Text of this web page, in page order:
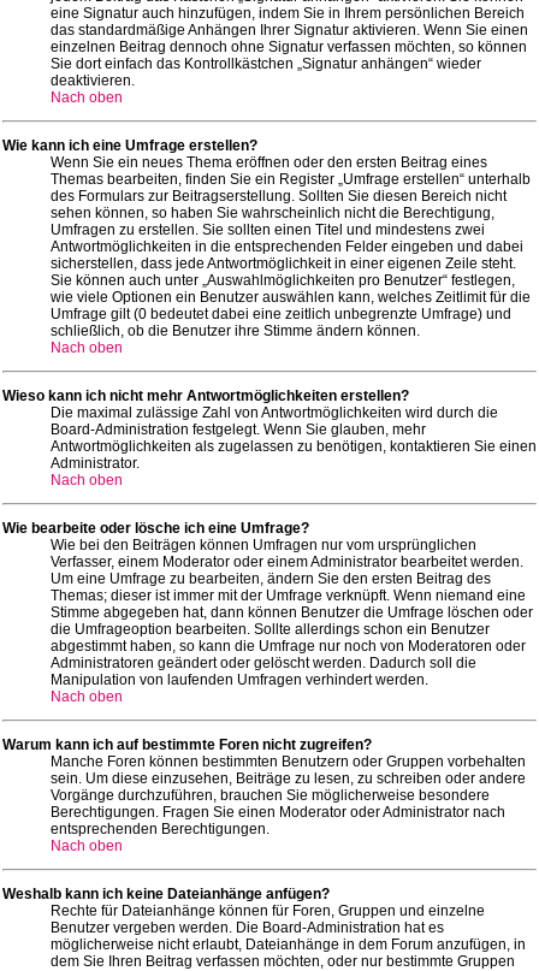
eine Signatur auch hinzufügen, indem Sie in Ihrem persönlichen Bereich
das standardmäßige Anhängen Ihrer Signatur aktivieren. Wenn Sie einen
einzelnen Beitrag dennoch ohne Signatur verfassen möchten, so können
Sie dort einfach das Kontrollkästchen „Signatur anhängen“ wieder
deaktivieren.
Nach oben
Wie kann ich eine Umfrage erstellen?
Wenn Sie ein neues Thema eröffnen oder den ersten Beitrag eines
Themas bearbeiten, finden Sie ein Register „Umfrage erstellen“ unterhalb
des Formulars zur Beitragserstellung. Sollten Sie diesen Bereich nicht
sehen können, so haben Sie wahrscheinlich nicht die Berechtigung,
Umfragen zu erstellen. Sie sollten einen Titel und mindestens zwei
Antwortmöglichkeiten in die entsprechenden Felder eingeben und dabei
sicherstellen, dass jede Antwortmöglichkeit in einer eigenen Zeile steht.
Sie können auch unter „Auswahlmöglichkeiten pro Benutzer“ festlegen,
wie viele Optionen ein Benutzer auswählen kann, welches Zeitlimit für die
Umfrage gilt (0 bedeutet dabei eine zeitlich unbegrenzte Umfrage) und
schließlich, ob die Benutzer ihre Stimme ändern können.
Nach oben
Wieso kann ich nicht mehr Antwortmöglichkeiten erstellen?
Die maximal zulässige Zahl von Antwortmöglichkeiten wird durch die
Board-Administration festgelegt. Wenn Sie glauben, mehr
Antwortmöglichkeiten als zugelassen zu benötigen, kontaktieren Sie einen
Administrator.
Nach oben
Wie bearbeite oder lösche ich eine Umfrage?
Wie bei den Beiträgen können Umfragen nur vom ursprünglichen
Verfasser, einem Moderator oder einem Administrator bearbeitet werden.
Um eine Umfrage zu bearbeiten, ändern Sie den ersten Beitrag des
Themas; dieser ist immer mit der Umfrage verknüpft. Wenn niemand eine
Stimme abgegeben hat, dann können Benutzer die Umfrage löschen oder
die Umfrageoption bearbeiten. Sollte allerdings schon ein Benutzer
abgestimmt haben, so kann die Umfrage nur noch von Moderatoren oder
Administratoren geändert oder gelöscht werden. Dadurch soll die
Manipulation von laufenden Umfragen verhindert werden.
Nach oben
Warum kann ich auf bestimmte Foren nicht zugreifen?
Manche Foren können bestimmten Benutzern oder Gruppen vorbehalten
sein. Um diese einzusehen, Beiträge zu lesen, zu schreiben oder andere
Vorgänge durchzuführen, brauchen Sie möglicherweise besondere
Berechtigungen. Fragen Sie einen Moderator oder Administrator nach
entsprechenden Berechtigungen.
Nach oben
Weshalb kann ich keine Dateianhänge anfügen?
Rechte für Dateianhänge können für Foren, Gruppen und einzelne
Benutzer vergeben werden. Die Board-Administration hat es
möglicherweise nicht erlaubt, Dateianhänge in dem Forum anzufügen, in
dem Sie Ihren Beitrag verfassen möchten, oder nur bestimmte Gruppen